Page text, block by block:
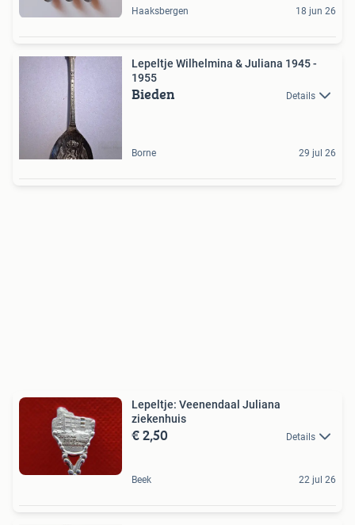
Haaksbergen 18 jun 26
Lepeltje Wilhelmina & Juliana 1945 -
1955
Bieden Details
Borne 29 jul 26
Lepeltje: Veenendaal Juliana
ziekenhuis
€ 2,50 Details
Beek 22 jul 26